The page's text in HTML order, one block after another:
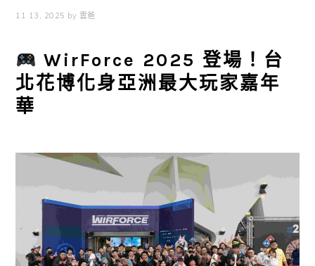
11 13, 2025 by 雲爸
WirForce 2025 登場！台
北花博化身亞洲最大玩家嘉年
華